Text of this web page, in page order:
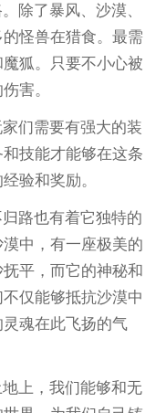
除了暴风、沙漠、
怪兽在猎食。最需
狐。只要不小心被
害。
们需要有强大的装
技能才能够在这条
验和奖励。
路也有着它独特的
中，有一座极美的
平，而它的神秘和
仅能够抵抗沙漠中
魂在此飞扬的气
上，我们能够和无